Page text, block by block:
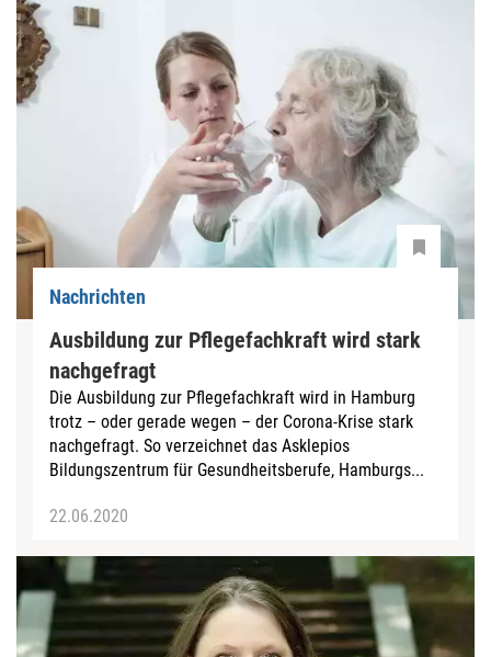
Nachrichten
Ausbildung zur Pflegefachkraft wird stark
nachgefragt
Die Ausbildung zur Pflegefachkraft wird in Hamburg
trotz – oder gerade wegen – der Corona-Krise stark
nachgefragt. So verzeichnet das Asklepios
Bildungszentrum für Gesundheitsberufe, Hamburgs...
22.06.2020